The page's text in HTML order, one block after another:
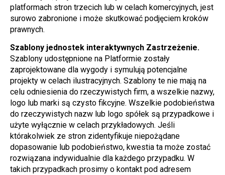
platformach stron trzecich lub w celach komercyjnych, jest
surowo zabronione i może skutkować podjęciem kroków
prawnych.
Szablony jednostek interaktywnych Zastrzeżenie.
Szablony udostępnione na Platformie zostały
zaprojektowane dla wygody i symulują potencjalne
projekty w celach ilustracyjnych. Szablony te nie mają na
celu odniesienia do rzeczywistych firm, a wszelkie nazwy,
logo lub marki są czysto fikcyjne. Wszelkie podobieństwa
do rzeczywistych nazw lub logo spółek są przypadkowe i
użyte wyłącznie w celach przykładowych. Jeśli
którakolwiek ze stron zidentyfikuje niepożądane
dopasowanie lub podobieństwo, kwestia ta może zostać
rozwiązana indywidualnie dla każdego przypadku. W